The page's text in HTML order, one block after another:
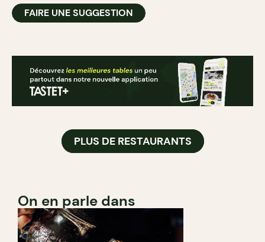
FAIRE UNE SUGGESTION
PLUS DE RESTAURANTS
On en parle dans